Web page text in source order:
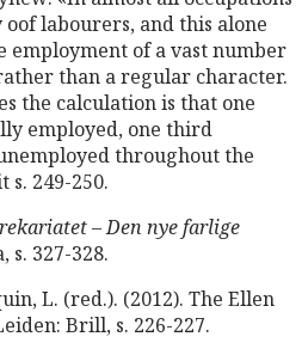
labourers, and this alone
of a vast number
than a regular character.
the calculation is that one
employed, one third
throughout the
s. 249-250.
– Den nye farlige
s. 327-328.
L. (red.). (2012). The Ellen
Brill, s. 226-227.